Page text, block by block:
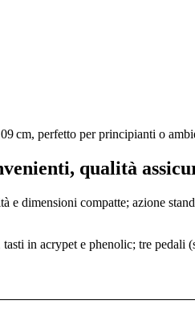
cm, perfetto per principianti o
qualità
e dimensioni compatte; azione
in acrypet e phenolic; tre pedali